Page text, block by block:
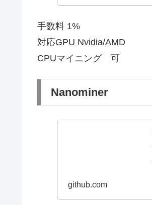
手数料 1%
対応GPU Nvidia/AMD
CPUマイニング 可
Nanominer
github.com